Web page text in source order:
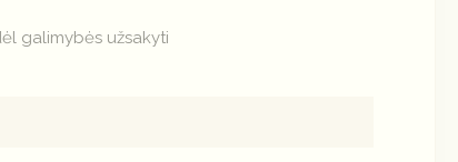
galimybės užsakyti